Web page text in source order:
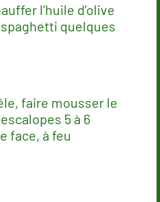
l’huile d’olive
quelques
faire mousser le
5 à 6
face, à feu